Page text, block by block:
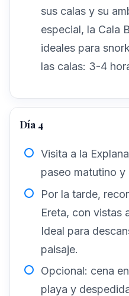
sus calas y su
especial, la Cala
ideales para
las calas: 3-4
Día 4
Visita a la
paseo matutino y
Por la tarde,
Ereta, con vistas
Ideal para
paisaje.
Opcional: cena
playa y